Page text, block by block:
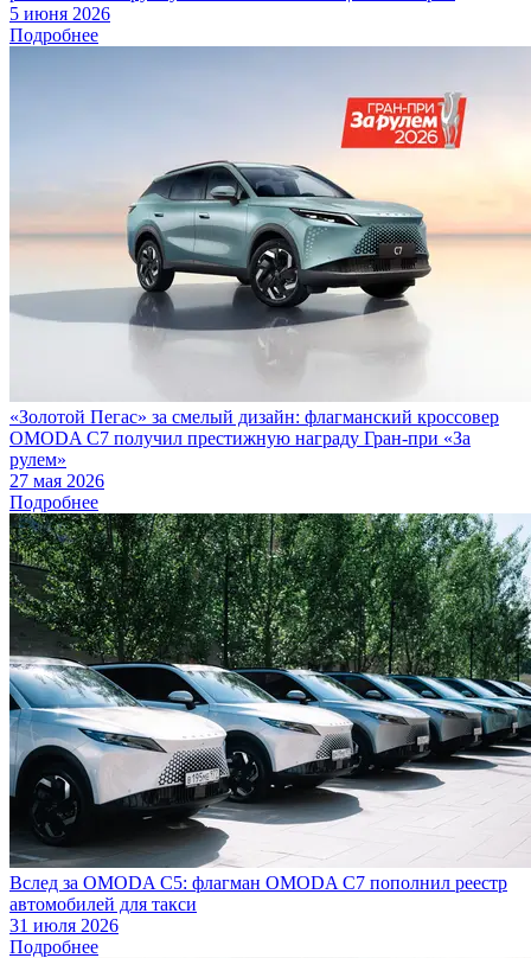
5 июня 2026
Подробнее
«Золотой Пегас» за смелый дизайн: флагманский кроссовер
OMODA C7 получил престижную награду Гран-при «За
рулем»
27 мая 2026
Подробнее
Вслед за OMODA C5: флагман OMODA C7 пополнил реестр
автомобилей для такси
31 июля 2026
Подробнее